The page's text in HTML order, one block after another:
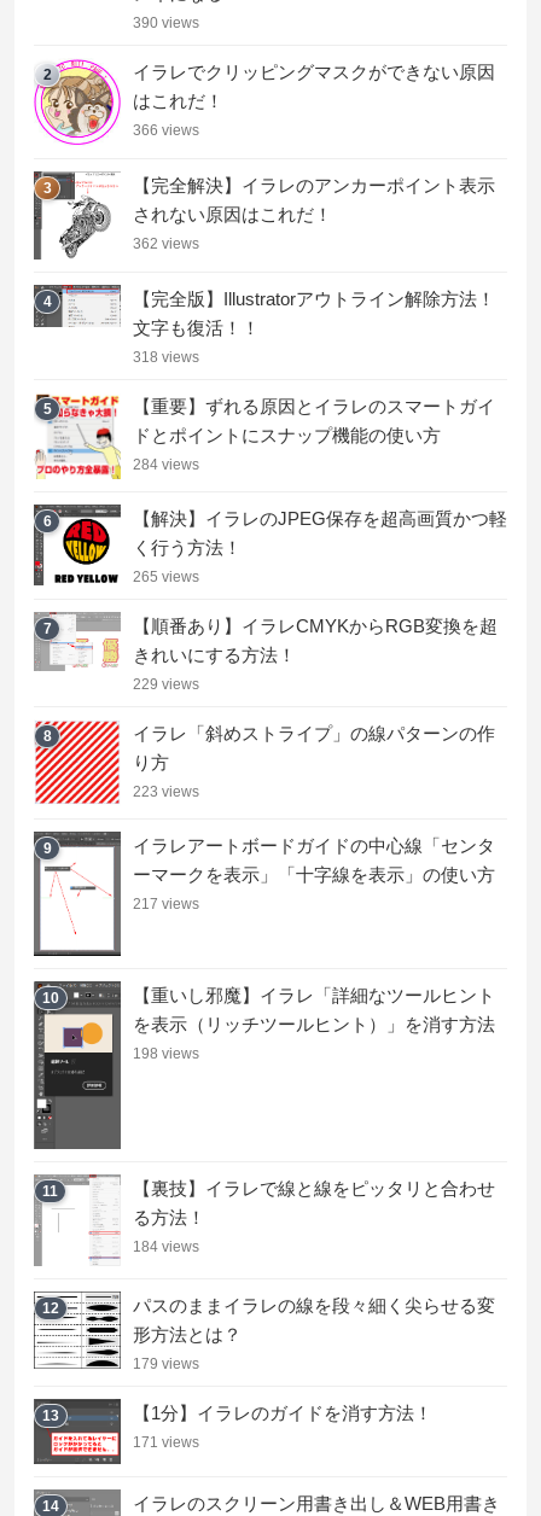
390 views
2
イラレでクリッピングマスクができない原因
はこれだ！
366 views
3
【完全解決】イラレのアンカーポイント表示
されない原因はこれだ！
362 views
4
【完全版】Illustratorアウトライン解除方法！
文字も復活！！
318 views
5
【重要】ずれる原因とイラレのスマートガイ
ドとポイントにスナップ機能の使い方
284 views
6
【解決】イラレのJPEG保存を超高画質かつ軽
く行う方法！
265 views
7
【順番あり】イラレCMYKからRGB変換を超
きれいにする方法！
229 views
8
イラレ「斜めストライプ」の線パターンの作
り方
223 views
9
イラレアートボードガイドの中心線「センタ
ーマークを表示」「十字線を表示」の使い方
217 views
10
【重いし邪魔】イラレ「詳細なツールヒント
を表示（リッチツールヒント）」を消す方法
198 views
11
【裏技】イラレで線と線をピッタリと合わせ
る方法！
184 views
12
パスのままイラレの線を段々細く尖らせる変
形方法とは？
179 views
13 【1分】イラレのガイドを消す方法！
171 views
14
イラレのスクリーン用書き出し＆WEB用書き